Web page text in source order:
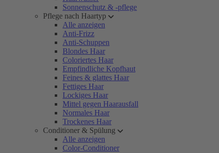
Sonnenschutz & -pflege
Pflege nach Haartyp
Alle anzeigen
Anti-Frizz
Anti-Schuppen
Blondes Haar
Coloriertes Haar
Empfindliche Kopfhaut
Feines & glattes Haar
Fettiges Haar
Lockiges Haar
Mittel gegen Haarausfall
Normales Haar
Trockenes Haar
Conditioner & Spülung
Alle anzeigen
Color-Conditioner